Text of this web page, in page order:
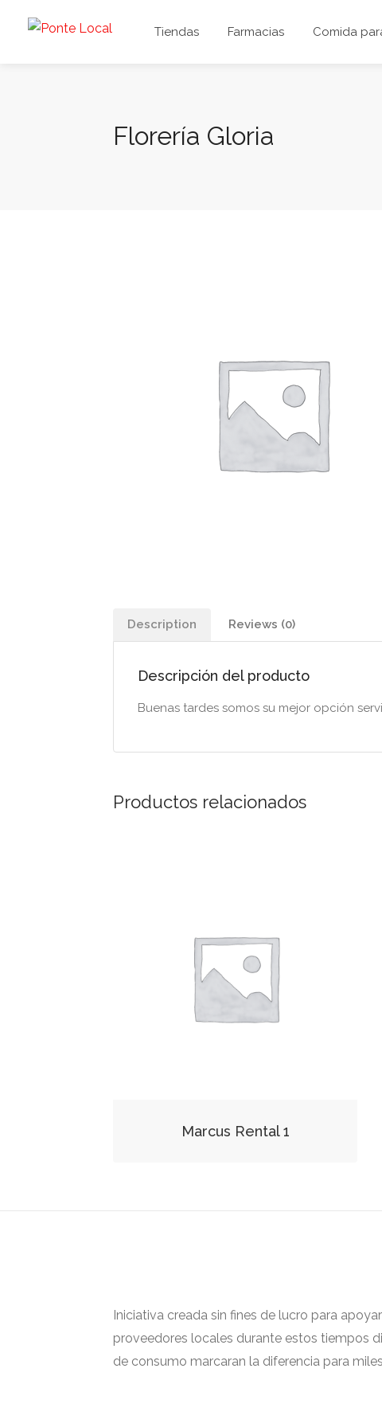
Tiendas Farmacias Comida
Florería Gloria
Description Reviews (0)
Descripción del producto
Buenas tardes somos su mejor opción
Productos relacionados
Marcus Rental 1
Iniciativa creada sin fines de lucro para
proveedores locales durante estos tiempos
de consumo marcaran la diferencia para